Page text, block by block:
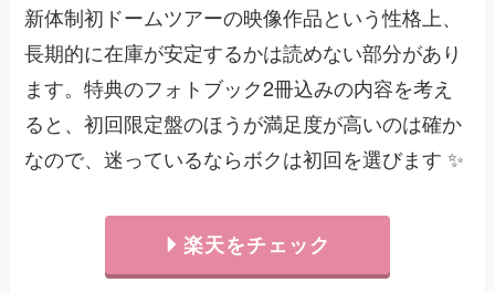
新体制初ドームツアーの映像作品という性格上、
長期的に在庫が安定するかは読めない部分があり
ます。特典のフォトブック2冊込みの内容を考え
ると、初回限定盤のほうが満足度が高いのは確か
なので、迷っているならボクは初回を選びます ✨
楽天をチェック